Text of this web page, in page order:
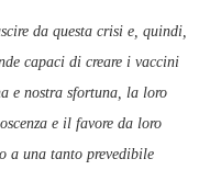
da questa crisi e, quindi,
capaci di creare i vaccini
e nostra sfortuna, la loro
e il favore da loro
a una tanto prevedibile